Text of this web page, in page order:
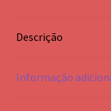
Descrição
Informação